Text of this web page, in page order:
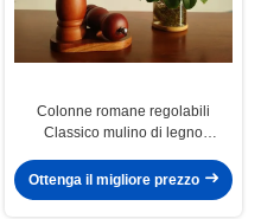
Colonne romane regolabili
Classico mulino di legno
condimenti pregiati
Ottenga il migliore prezzo